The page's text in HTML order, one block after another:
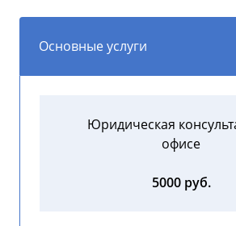
Основные услуги
Юридическая
офисе
5000 руб.